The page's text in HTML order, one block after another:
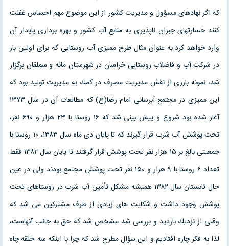
كه اگر نهادهای مسؤول و مدیریت كشور از این موضوع مهم احساس غفلت
كنند خسارتهای جبران ناپذیری به منابع آب كشور و بهره برداری پایدار آن
وارد خواهد كرد.به عنوان مثال طرح ممیزی آب روستایی كه برای اولین بار
در شركت آب و فاضلاب روستایی خراسان در شهرستان مانه و سملقان برگزار
شد، نمونه بارزی از نقش مدیریت مصرف در كمك به مدیریت تولید بود كه
این ممیزی در مجتمع آبرسانی امام رضا(ع) كه مطالعات آن در سال ۱۳۷۳
آغاز شده بود شروع و پیش بینی شد كه ۱۶ روستا با ۲۳ هزار و ۶۹۰ نفر،
تحت پوشش آب شرب قرار گیرند كه تا پایان دی ماه سال ۱۳۸۳، ۱۰ روستا با
جمعیتی بالغ بر ۱۵ هزار نفر تحت پوشش قرار گرفتند.تا پایان سال ۱۳۸۲ فقط
تعداد ۶ روستا با ۹ هزار و ۱۵۰ نفر تحت پوشش مجتمع بودند ولی در عین
حال تابستان سال ۱۳۸۲ همیشه مشكل تأمین آب شرب در روستاهای تحت
پوشش وجود داشت و شكایت های زیادی از طرف مشتركین می شد كه
وقتی از نزدیك بازدید و بررسی شد مشخص شد كه حق به جانب آنهاست،
لذا به فكر چاره افتادیم و این سؤال مطرح شد كه چرا با اینكه سه حلقه چاه